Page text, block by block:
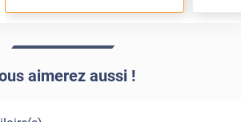
aimerez aussi !